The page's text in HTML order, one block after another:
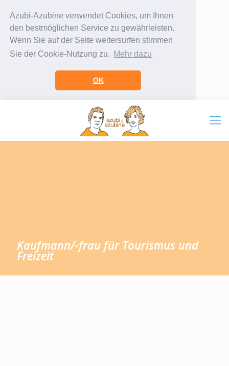
Azubi-Azubine verwendet Cookies, um Ihnen
den bestmöglichen Service zu gewährleisten.
Wenn Sie auf der Seite weitersurfen stimmen
Sie der Cookie-Nutzung zu. Mehr dazu
OK
Kaufmann/-frau für Tourismus und
Freizeit